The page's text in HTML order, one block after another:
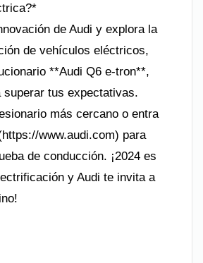
de Audi y explora la
de vehículos eléctricos,
**Audi Q6 e-tron**,
superar tus expectativas.
más cercano o entra
www.audi.com) para
de conducción. ¡2024 es
y Audi te invita a